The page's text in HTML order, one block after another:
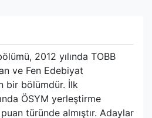
2012 yılında TOBB
ve Fen Edebiyat
bir bölümdür. İlk
ÖSYM yerleştirme
türünde almıştır. Adaylar